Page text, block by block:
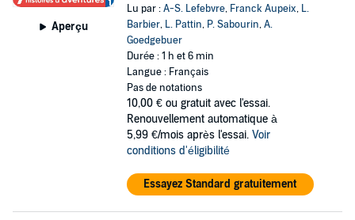
Aperçu
Lu par :A-S. Lefebvre, Franck Aupeix, L.
Barbier, L. Pattin, P. Sabourin,A.
Goedgebuer
Durée : 1 h et 6 min
Langue : Français
Pas de notations
10,00 € ou gratuit avec l'essai.
Renouvellement automatique à
5,99 €/mois après l'essai. Voir
conditions d'éligibilité
Essayez Standard gratuitement